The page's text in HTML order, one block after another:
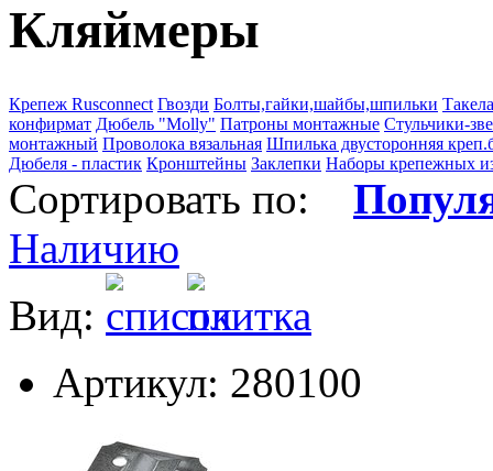
Кляймеры
Крепеж Rusconnect Гвозди Болты,гайки,шайбы,шпильки
конфирмат Дюбель "Molly" Патроны монтажные Стульчики-
монтажный Проволока вязальная Шпилька двусторонняя
Дюбеля - пластик Кронштейны Заклепки Наборы крепежных
Сортировать по:
Наличию
Вид:
Артикул: 280100